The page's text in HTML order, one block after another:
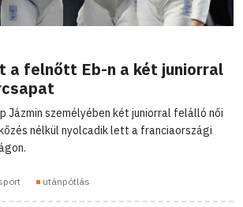
a felnőtt Eb-n a két juniorral
Jázmin személyében két juniorral felálló női
nélkül nyolcadik lett a franciaországi
utánpótlás